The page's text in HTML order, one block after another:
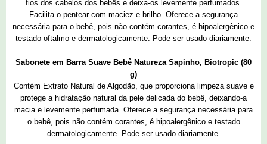
fios dos cabelos dos bebês e deixa-os levemente perfumados.
Facilita o pentear com maciez e brilho. Oferece a segurança
necessária para o bebê, pois não contém corantes, é hipoalergênico e
testado oftalmo e dermatologicamente. Pode ser usado diariamente.
Sabonete em Barra Suave Bebê Natureza Sapinho, Biotropic (80
g)
Contém Extrato Natural de Algodão, que proporciona limpeza suave e
protege a hidratação natural da pele delicada do bebê, deixando-a
macia e levemente perfumada. Oferece a segurança necessária para
o bebê, pois não contém corantes, é hipoalergênico e testado
dermatologicamente. Pode ser usado diariamente.